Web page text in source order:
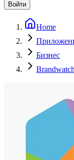
Войти
Home
Бизнес